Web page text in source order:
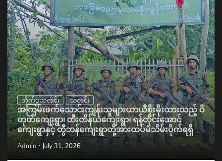
တိုက်ပွဲသတင်း သတင်း
အကြမ်းဖက်သောင်းကျန်းသူများယာယီစိုးမိုးထားသည့် ဝိ
တုတ်ကျေးရွာ၊ တီးတိန်ယံကျေးရွာ၊ ရန်တိုင်းအောင်
ကျေးရွာနှင့် တွီဘန်ကျေးရွာတို့အားထပ်မံသိမ်းပိုက်ရရှိ
Admin July 31, 2026